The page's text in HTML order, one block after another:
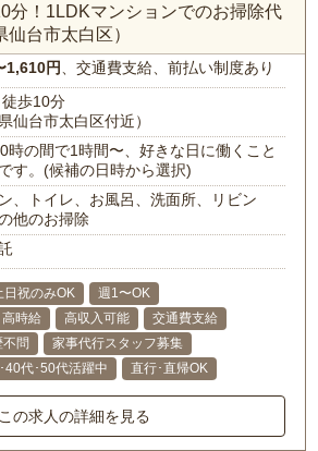
分！1LDKマンションでのお掃除代
台市太白区）
1,610円 、交通費支給、前払い制度あり
歩10分
仙台市太白区付近）
時の間で1時間〜、好きな日に働くこと
す。(候補の日時から選択)
、トイレ、お風呂、洗面所、リビン
他のお掃除
日祝のみOK
週1〜OK
高時給 高収入可能
交通費支給
不問
家事代行スタッフ募集
40代･50代活躍中 直行･直帰OK
この求人の詳細を見る